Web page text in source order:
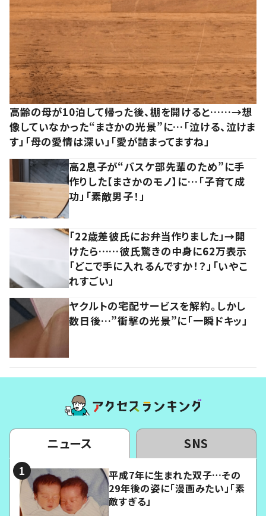
高齢の母が10泊して帰った後、棚を開けると……→想
像していなかった“まさかの光景”に…「泣ける、泣けま
す」「母の愛情は深い」「愛が詰まってますね」
高2息子が“バスケ部先輩のため”に手
作りした【まさかのモノ】に…「子育て成
功」「素敵男子！」
「22歳差彼氏にお弁当作りました」→開
けたら……彼氏驚きの中身に62万表示
「どこで手に入れるんですか！？」「いやこ
れすごい」
ヤクルトの宅配サービスを解約。しかし
数日後…”衝撃の光景”に「一瞬ドキッ」
ニュース SNS
平成7年に生まれた双子…その
29年後の姿に「漫画みたい」「素
敵すぎる」